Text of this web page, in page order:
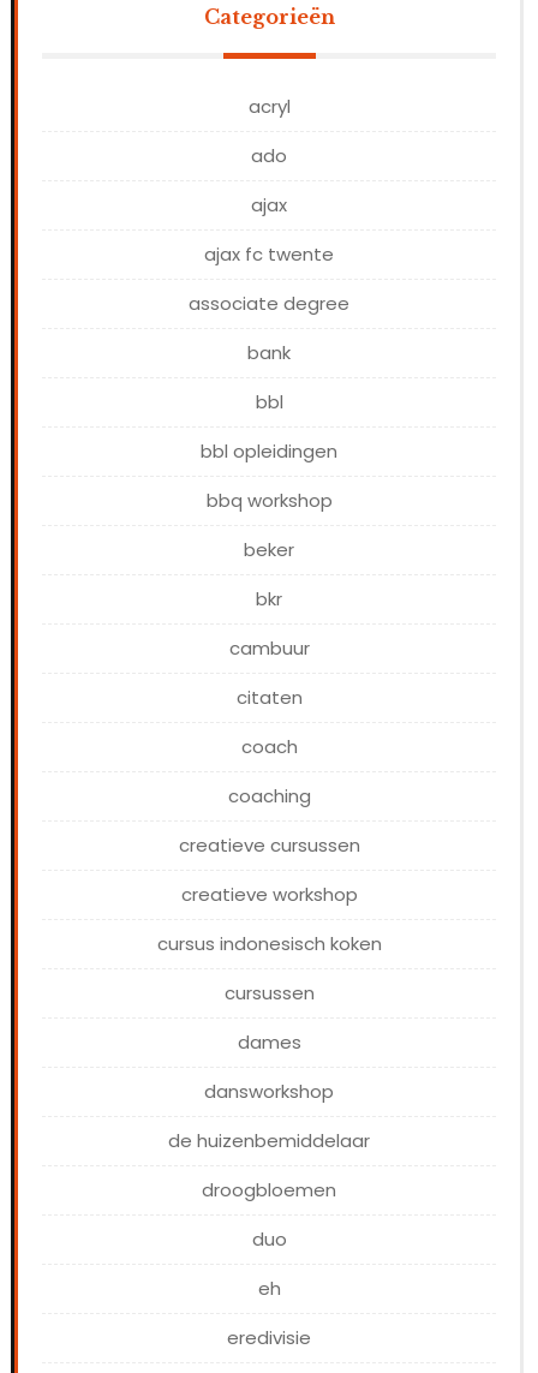
Categorieën
acryl
ado
ajax
ajax fc twente
associate degree
bank
bbl
bbl opleidingen
bbq workshop
beker
bkr
cambuur
citaten
coach
coaching
creatieve cursussen
creatieve workshop
cursus indonesisch koken
cursussen
dames
dansworkshop
de huizenbemiddelaar
droogbloemen
duo
eh
eredivisie